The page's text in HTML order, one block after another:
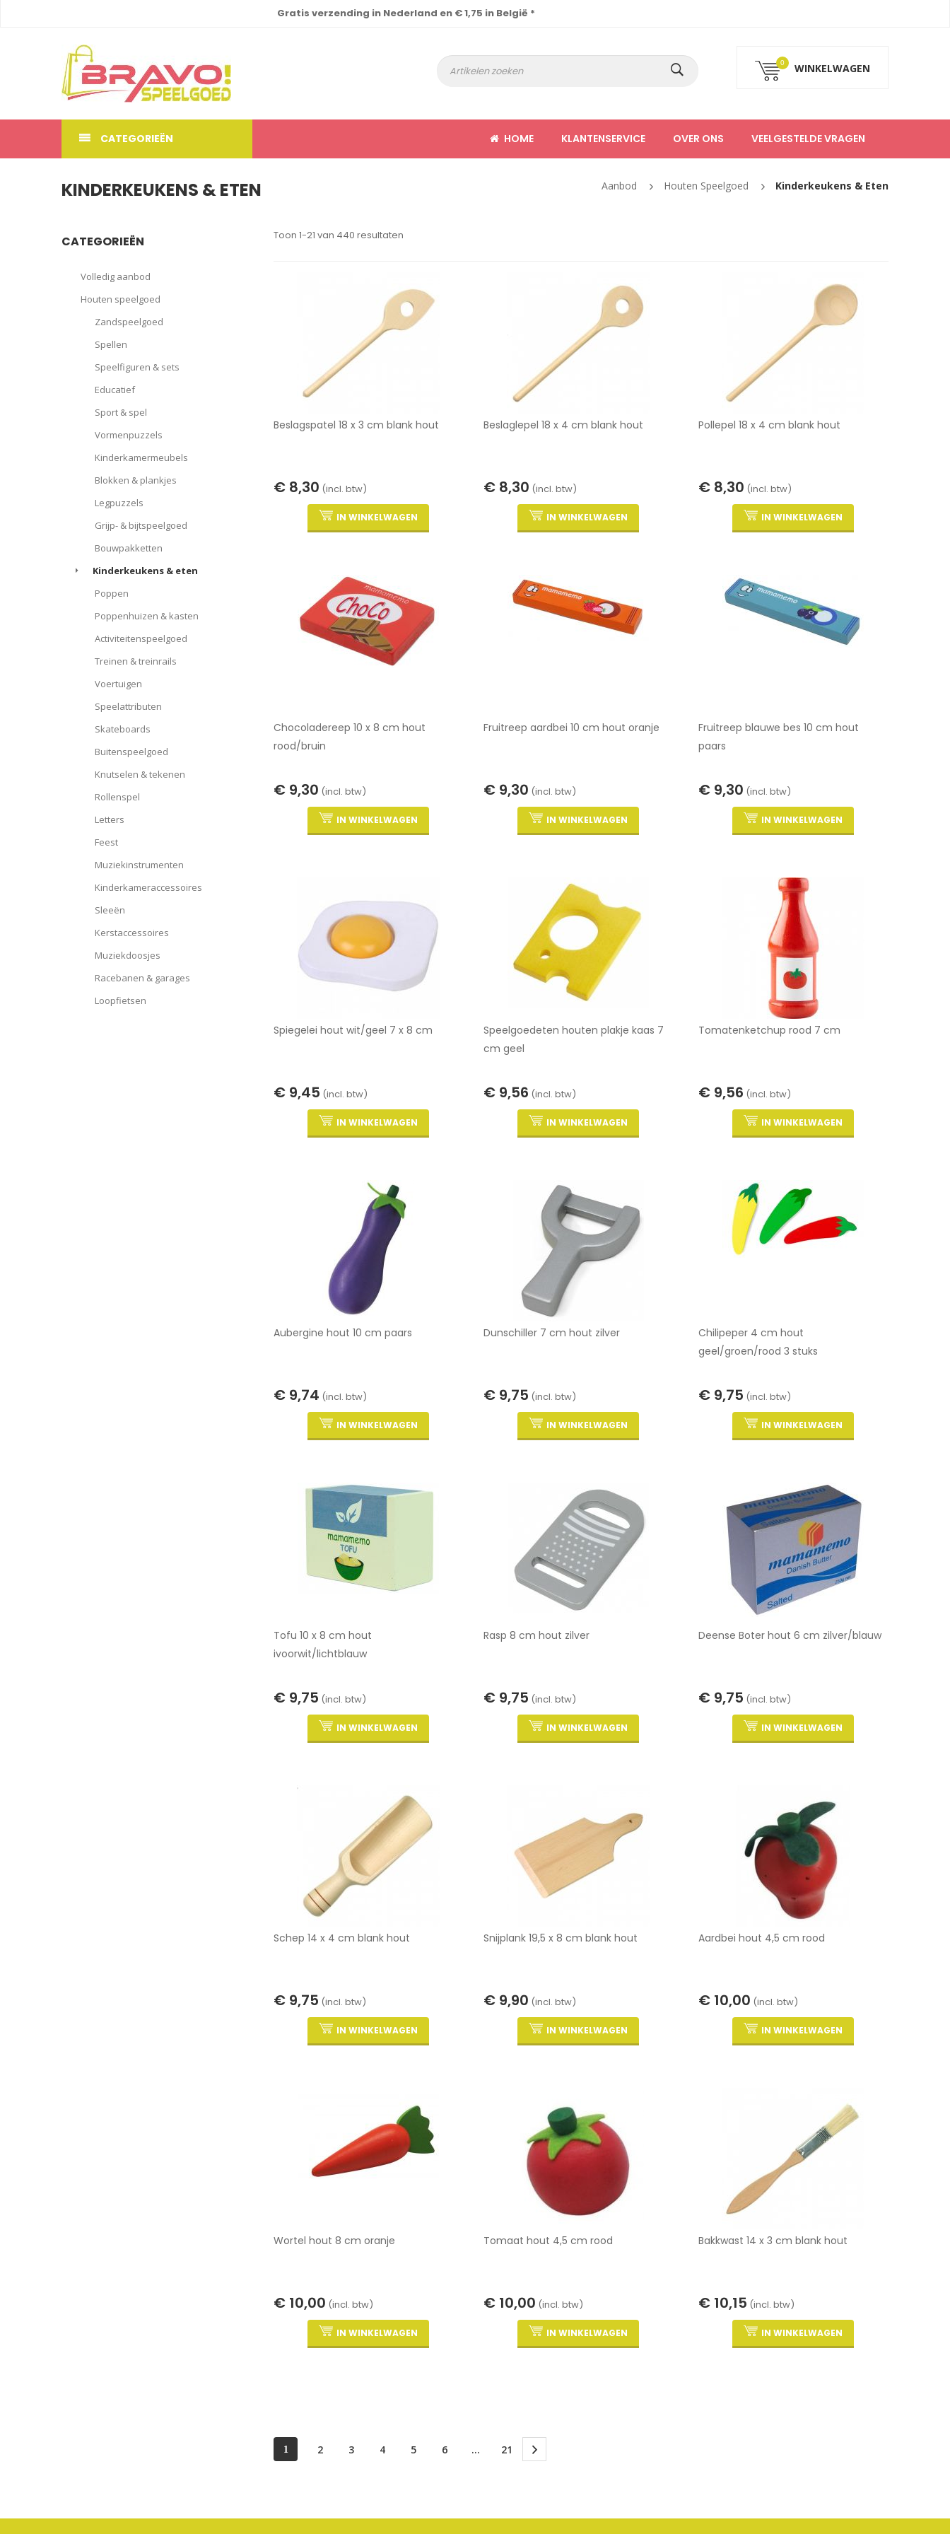
Gratis verzending in Nederland en € 1,75 in België *
0 WINKELWAGEN
CATEGORIEËN HOME KLANTENSERVICE OVER ONS VEELGESTELDE VRAGEN
KINDERKEUKENS & ETEN Aanbod Houten Speelgoed Kinderkeukens & Eten
Toon 1-21 van 440 resultaten
Beslagspatel 18 x 3 cm blank hout
€ 8,30 (incl. btw)
IN WINKELWAGEN
Beslaglepel 18 x 4 cm blank hout
€ 8,30 (incl. btw)
IN WINKELWAGEN
Pollepel 18 x 4 cm blank hout
€ 8,30 (incl. btw)
IN WINKELWAGEN
Chocoladereep 10 x 8 cm hout
rood/bruin
€ 9,30 (incl. btw)
IN WINKELWAGEN
Fruitreep aardbei 10 cm hout oranje
€ 9,30 (incl. btw)
IN WINKELWAGEN
Fruitreep blauwe bes 10 cm hout
paars
€ 9,30 (incl. btw)
IN WINKELWAGEN
Spiegelei hout wit/geel 7 x 8 cm
€ 9,45 (incl. btw)
IN WINKELWAGEN
Speelgoedeten houten plakje kaas 7
cm geel
€ 9,56 (incl. btw)
IN WINKELWAGEN
Tomatenketchup rood 7 cm
€ 9,56 (incl. btw)
IN WINKELWAGEN
Aubergine hout 10 cm paars
€ 9,74 (incl. btw)
IN WINKELWAGEN
Dunschiller 7 cm hout zilver
€ 9,75 (incl. btw)
IN WINKELWAGEN
Chilipeper 4 cm hout
geel/groen/rood 3 stuks
€ 9,75 (incl. btw)
IN WINKELWAGEN
Tofu 10 x 8 cm hout
ivoorwit/lichtblauw
€ 9,75 (incl. btw)
IN WINKELWAGEN
Rasp 8 cm hout zilver
€ 9,75 (incl. btw)
IN WINKELWAGEN
Deense Boter hout 6 cm zilver/blauw
€ 9,75 (incl. btw)
IN WINKELWAGEN
Schep 14 x 4 cm blank hout
€ 9,75 (incl. btw)
IN WINKELWAGEN
Snijplank 19,5 x 8 cm blank hout
€ 9,90 (incl. btw)
IN WINKELWAGEN
Aardbei hout 4,5 cm rood
€ 10,00 (incl. btw)
IN WINKELWAGEN
Wortel hout 8 cm oranje
€ 10,00 (incl. btw)
IN WINKELWAGEN
Tomaat hout 4,5 cm rood
€ 10,00 (incl. btw)
IN WINKELWAGEN
Bakkwast 14 x 3 cm blank hout
€ 10,15 (incl. btw)
IN WINKELWAGEN
1 2 3 4 5 6 ... 21
CATEGORIEËN
Volledig aanbod
Houten speelgoed
Zandspeelgoed
Spellen
Speelfiguren & sets
Educatief
Sport & spel
Vormenpuzzels
Kinderkamermeubels
Blokken & plankjes
Legpuzzels
Grijp- & bijtspeelgoed
Bouwpakketten
Kinderkeukens & eten
Poppen
Poppenhuizen & kasten
Activiteitenspeelgoed
Treinen & treinrails
Voertuigen
Speelattributen
Skateboards
Buitenspeelgoed
Knutselen & tekenen
Rollenspel
Letters
Feest
Muziekinstrumenten
Kinderkameraccessoires
Sleeën
Kerstaccessoires
Muziekdoosjes
Racebanen & garages
Loopfietsen